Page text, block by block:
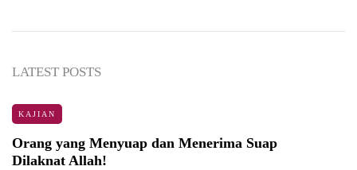
LATEST POSTS
KAJIAN
Orang yang Menyuap dan Menerima Suap
Dilaknat Allah!